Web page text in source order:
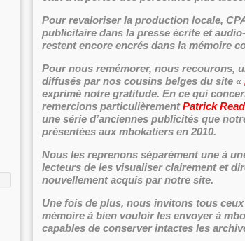
Pour revaloriser la production locale,
publicitaire dans la presse écrite et
restent encore encrés dans la mémoire
Pour nous remémorer, nous recourons,
diffusés par nos cousins belges du site «
exprimé notre gratitude. En ce qui
remercions particulièrementPatrick Read
une série d’anciennes publicités que
présentées aux mbokatiers en 2010.
Nous les reprenons séparément une à
lecteurs de les visualiser clairement et
nouvellement acquis par notre site.
Une fois de plus, nous invitons tous
mémoire à bien vouloir les envoyer à
capables de conserver intactes les